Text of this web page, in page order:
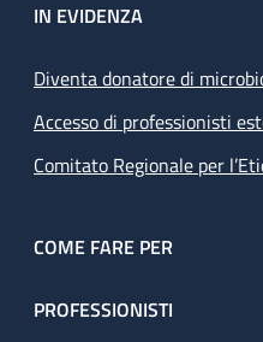
IN EVIDENZA
Diventa donatore di
Accesso di professionisti
Comitato Regionale per
COME FARE PER
PROFESSIONISTI